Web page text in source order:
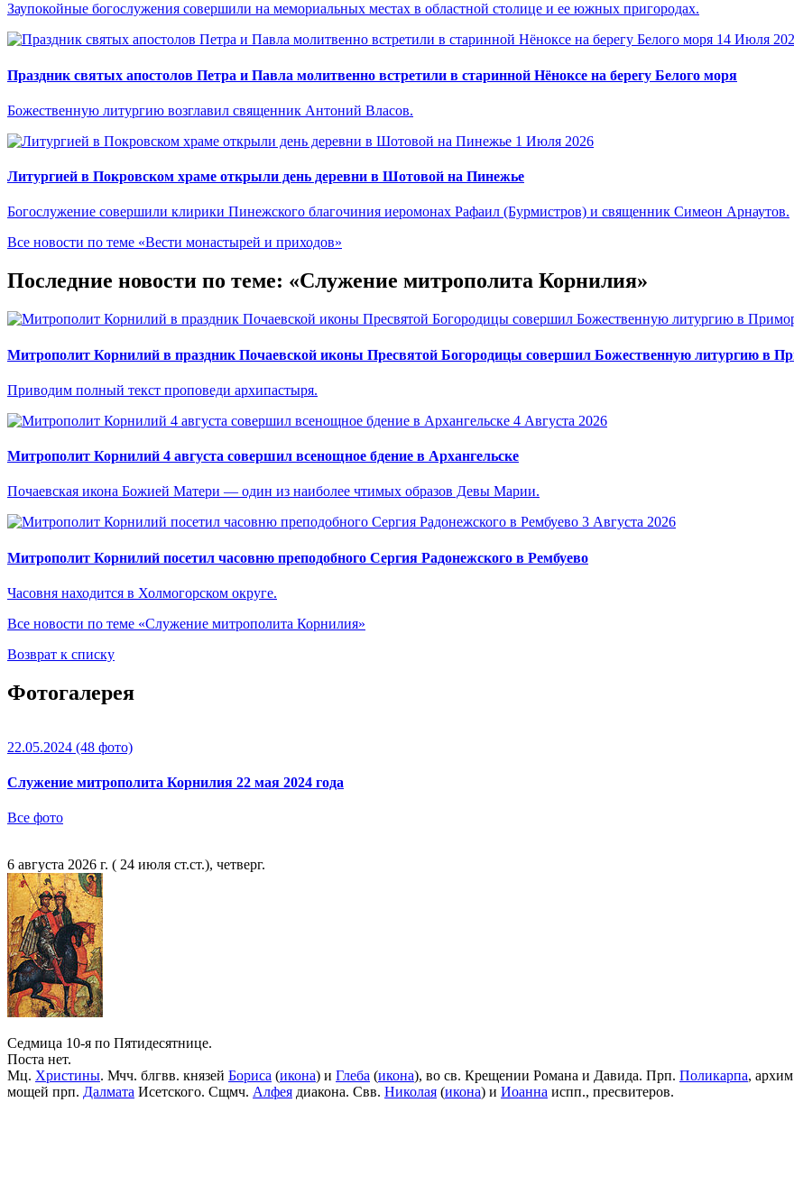
Заупокойные богослужения совершили на мемориальных местах в областной столице и ее южных пригородах.
14 Июля
Праздник святых апостолов Петра и Павла молитвенно встретили в старинной Нёноксе на берегу Белого моря
Божественную литургию возглавил священник Антоний Власов.
1 Июля 2026
Литургией в Покровском храме открыли день деревни в Шотовой на Пинежье
Богослужение совершили клирики Пинежского благочиния иеромонах Рафаил (Бурмистров) и священник Симеон Арнаутов.
Все новости по теме «Вести монастырей и приходов»
Последние новости по теме: «Служение митрополита Корнилия»
Митрополит Корнилий в праздник Почаевской иконы Пресвятой Богородицы совершил Божественную литургию в
Приводим полный текст проповеди архипастыря.
4 Августа 2026
Митрополит Корнилий 4 августа совершил всенощное бдение в Архангельске
Почаевская икона Божией Матери — один из наиболее чтимых образов Девы Марии.
3 Августа 2026
Митрополит Корнилий посетил часовню преподобного Сергия Радонежского в Рембуево
Часовня находится в Холмогорском округе.
Все новости по теме «Служение митрополита Корнилия»
Возврат к списку
Фотогалерея
22.05.2024 (48 фото)
Служение митрополита Корнилия 22 мая 2024 года
Все фото
6 августа 2026 г. ( 24 июля ст.ст.), четверг.
Седмица 10-я по Пятидесятнице.
Поста нет.
Мц. Христины. Мчч. блгвв. князей Бориса (икона) и Глеба (икона), во св. Крещении Романа и Давида. Прп. Поликарпа,
мощей прп. Далмата Исетского. Сщмч. Алфея диакона. Свв. Николая (икона) и Иоанна испп., пресвитеров.